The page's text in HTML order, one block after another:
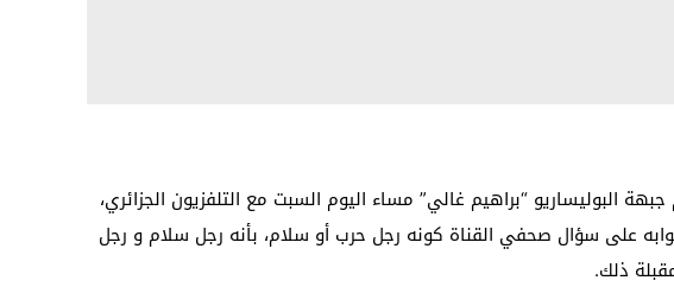
البوليساريو “براهيم غالي” مساء اليوم السبت مع التلفزيون الجزائري،
على سؤال صحفي القناة كونه رجل حرب أو سلام، بأنه رجل سلام و رجل
ذلك.